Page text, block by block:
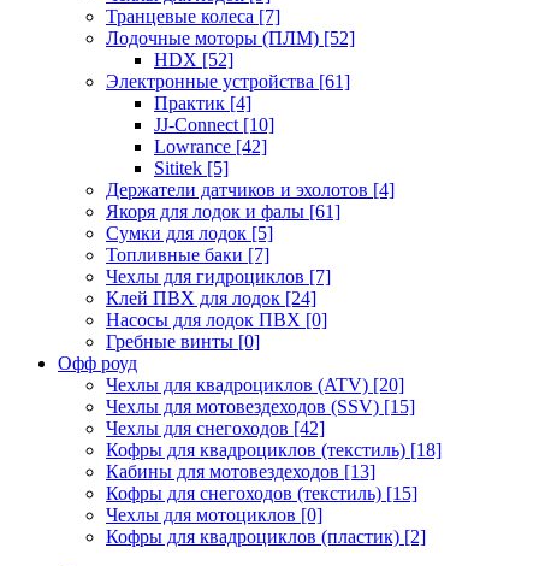
Транцевые колеса [7]
Лодочные моторы (ПЛМ) [52]
HDX [52]
Электронные устройства [61]
Практик [4]
JJ-Connect [10]
Lowrance [42]
Sititek [5]
Держатели датчиков и эхолотов [4]
Якоря для лодок и фалы [61]
Сумки для лодок [5]
Топливные баки [7]
Чехлы для гидроциклов [7]
Клей ПВХ для лодок [24]
Насосы для лодок ПВХ [0]
Гребные винты [0]
Офф роуд
Чехлы для квадроциклов (ATV) [20]
Чехлы для мотовездеходов (SSV) [15]
Чехлы для снегоходов [42]
Кофры для квадроциклов (текстиль) [18]
Кабины для мотовездеходов [13]
Кофры для снегоходов (текстиль) [15]
Чехлы для мотоциклов [0]
Кофры для квадроциклов (пластик) [2]